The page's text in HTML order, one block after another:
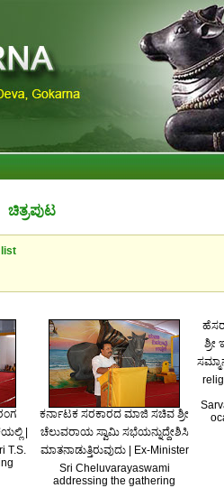
ಚಿತ್ರಪುಟ
list
|
T.S.
ಕರ್ನಾಟಕ ಸರಕಾರದ ಮಾಜಿ ಸಚಿವ ಶ್ರೀ
ಚೆಲುವರಾಯ ಸ್ವಾಮಿ ಸಭೆಯನ್ನುದ್ದೇಶಿಸಿ
ಮಾತನಾಡುತ್ತಿರುವುದು | Ex-Minister
Sri Cheluvarayaswami
addressing the gathering